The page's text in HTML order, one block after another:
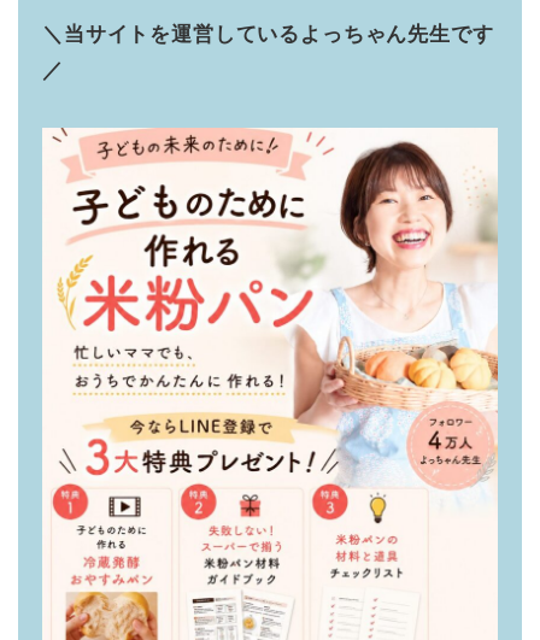
＼当サイトを運営しているよっちゃん先生です
／